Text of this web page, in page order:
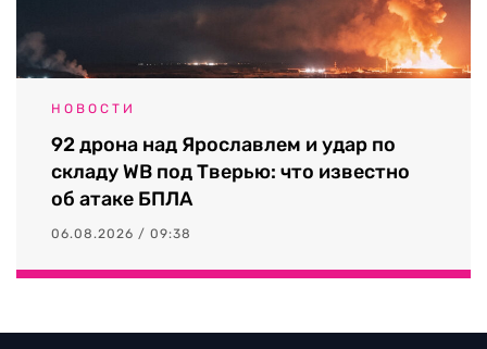
НОВОСТИ
92 дрона над Ярославлем и удар по
складу WB под Тверью: что известно
об атаке БПЛА
06.08.2026 / 09:38